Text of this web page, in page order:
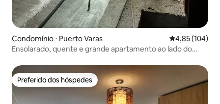
Condomínio ⋅ Puerto Varas 4,85 de uma
4,85 (104)
Ensolarado, quente e grande apartamento ao lado do
Preferido dos hóspedes
Preferido dos hóspedes